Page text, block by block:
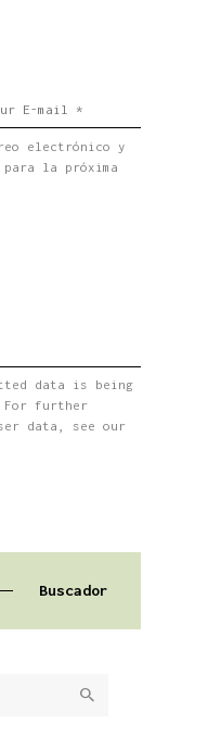
electrónico y
para la próxima
data is being
For further
data, see our
Buscador